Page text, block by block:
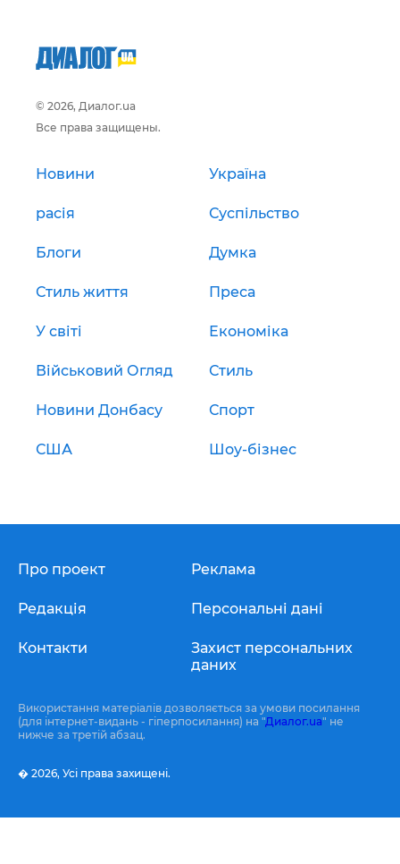
© 2026, Диалог.ua
Все права защищены.
Новини Україна
расія Суспільство
Блоги Думка
Стиль життя Преса
У світі Економіка
Військовий Огляд Стиль
Новини Донбасу Спорт
США Шоу-бізнес
Про проект
Редакція
Контакти
Реклама
Персональні дані
Захист персональних
даних
Використання матеріалів дозволяється за умови посилання
(для інтернет-видань - гіперпосилання) на "Диалог.ua" не
нижче за третій абзац.
� 2026, Усі права захищені.